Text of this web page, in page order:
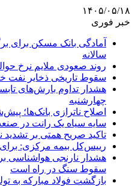
۱۴۰۵/۰۵/۱۸
خبر فوری
آمادگی بانک مسکن برای
سالانه
روند صعودی ملایم نرخ
سقوط تاریخی ذخایر نفت
چهارشنبه
اصلاح ناترازی بانک‌ها؛
سایه سیاه یک رانت در
تاکید صریح همتی بر تشدید
رییس‌کل بیمه مرکزی:
سقوط سنگ در راه است
بازگشت فولاد مبارکه به